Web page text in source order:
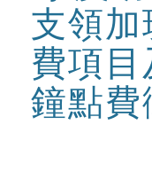
支領
費項
鐘點費